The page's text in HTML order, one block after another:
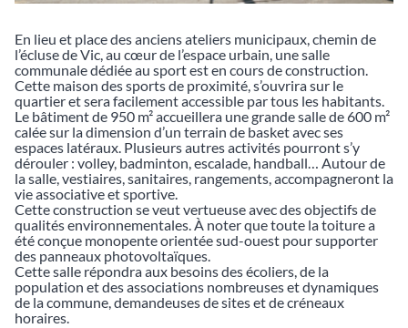
En lieu et place des anciens ateliers municipaux, chemin de
l’écluse de Vic, au cœur de l’espace urbain, une salle
communale dédiée au sport est en cours de construction.
Cette maison des sports de proximité, s’ouvrira sur le
quartier et sera facilement accessible par tous les habitants.
Le bâtiment de 950 m² accueillera une grande salle de 600 m²
calée sur la dimension d’un terrain de basket avec ses
espaces latéraux. Plusieurs autres activités pourront s’y
dérouler : volley, badminton, escalade, handball… Autour de
la salle, vestiaires, sanitaires, rangements, accompagneront la
vie associative et sportive.
Cette construction se veut vertueuse avec des objectifs de
qualités environnementales. À noter que toute la toiture a
été conçue monopente orientée sud-ouest pour supporter
des panneaux photovoltaïques.
Cette salle répondra aux besoins des écoliers, de la
population et des associations nombreuses et dynamiques
de la commune, demandeuses de sites et de créneaux
horaires.